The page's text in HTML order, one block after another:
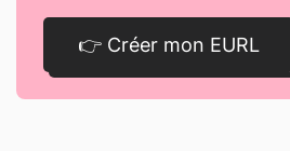
👉 Créer mon EURL